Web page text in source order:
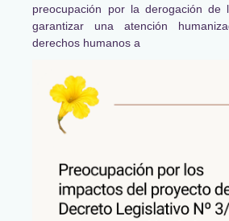
preocupación por la derogación de
garantizar una atención
derechos humanos a